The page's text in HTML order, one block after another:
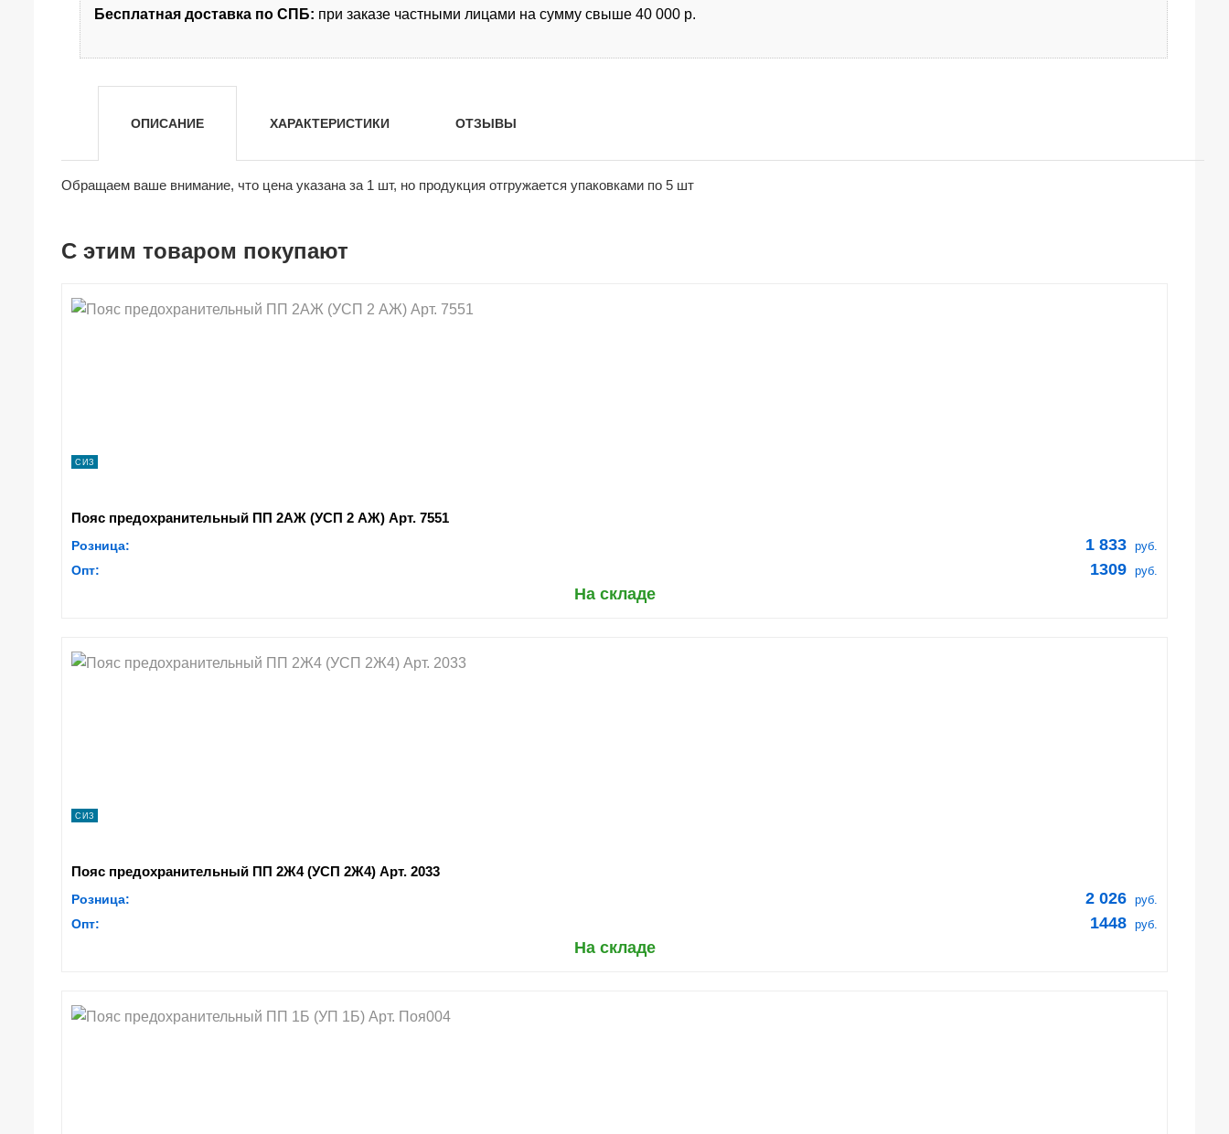
Бесплатная доставка по СПБ: при заказе частными лицами на сумму свыше 40 000 р.
ОПИСАНИЕ ХАРАКТЕРИСТИКИ ОТЗЫВЫ
Обращаем ваше внимание, что цена указана за 1 шт, но продукция отгружается упаковками по 5 шт
С этим товаром покупают
shopping_cart В КОРЗИНУ
СИЗ
Пояс предохранительный ПП 2АЖ (УСП 2 АЖ) Арт. 7551
Розница: 1 833 руб.
Опт: 1309 руб.
На складе
shopping_cart В КОРЗИНУ
СИЗ
Пояс предохранительный ПП 2Ж4 (УСП 2Ж4) Арт. 2033
Розница: 2 026 руб.
Опт: 1448 руб.
На складе
shopping_cart В КОРЗИНУ
shopping_cart В КОРЗИНУ
shopping_cart В КОРЗИНУ
shopping_cart В КОРЗИНУ
shopping_cart В КОРЗИНУ
shopping_cart В КОРЗИНУ